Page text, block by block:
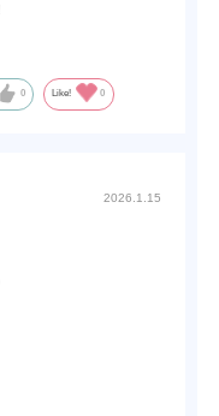
0 Like! 0
2026.1.15